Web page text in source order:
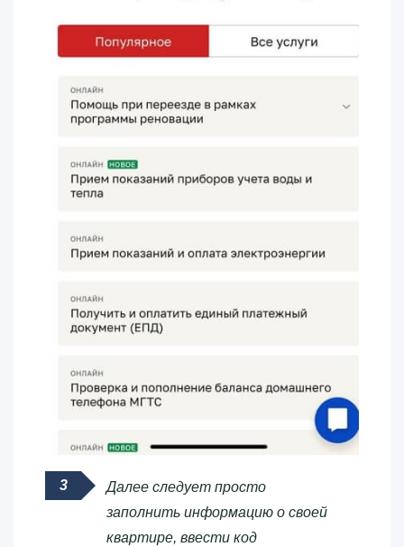
Далее следует просто
заполнить информацию о своей
квартире, ввести код